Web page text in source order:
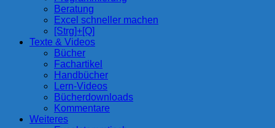
Beratung
Excel schneller machen
[Strg]+[Q]
Texte & Videos
Bücher
Fachartikel
Handbücher
Lern-Videos
Bücherdownloads
Kommentare
Weiteres